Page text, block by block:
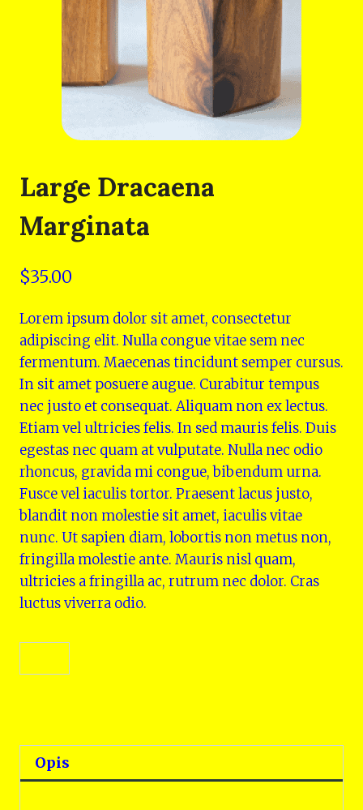
Large Dracaena
Marginata
$35.00
Lorem ipsum dolor sit amet, consectetur
adipiscing elit. Nulla congue vitae sem nec
fermentum. Maecenas tincidunt semper cursus.
In sit amet posuere augue. Curabitur tempus
nec justo et consequat. Aliquam non ex lectus.
Etiam vel ultricies felis. In sed mauris felis. Duis
egestas nec quam at vulputate. Nulla nec odio
rhoncus, gravida mi congue, bibendum urna.
Fusce vel iaculis tortor. Praesent lacus justo,
blandit non molestie sit amet, iaculis vitae
nunc. Ut sapien diam, lobortis non metus non,
fringilla molestie ante. Mauris nisl quam,
ultricies a fringilla ac, rutrum nec dolor. Cras
luctus viverra odio.
Large
Opis